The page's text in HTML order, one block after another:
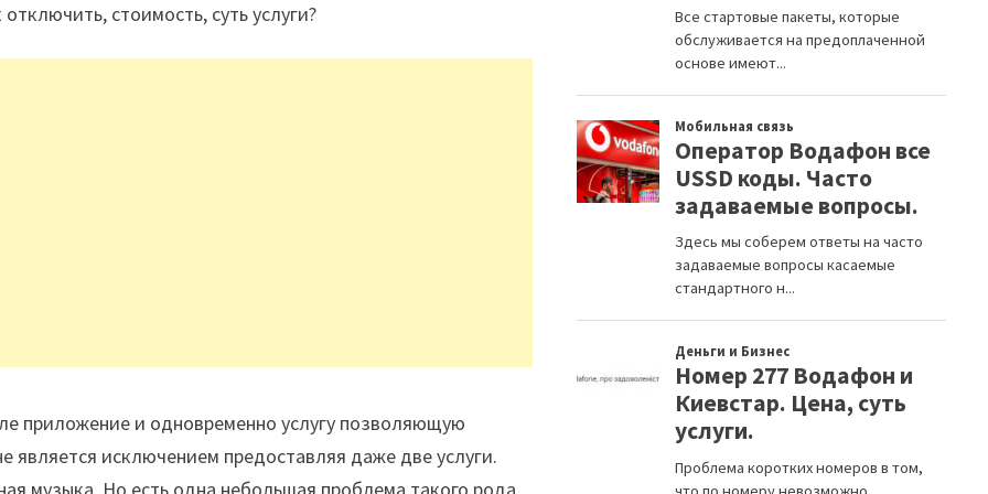
стоимость, суть услуги?
приложение и одновременно услугу позволяющую
исключением предоставляя даже две услуги.